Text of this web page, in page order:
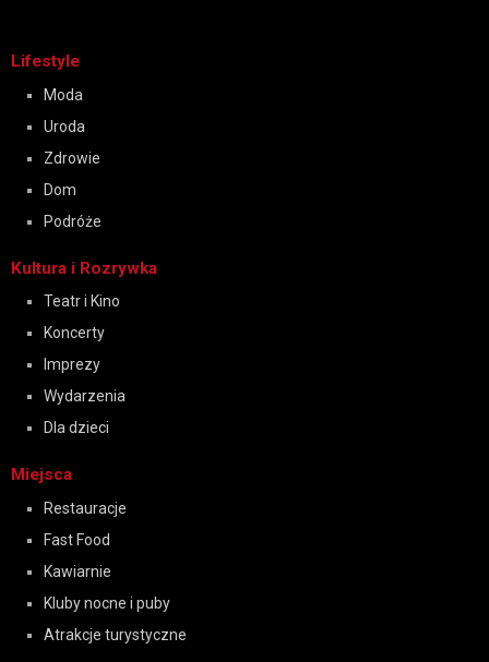
Lifestyle
Moda
Uroda
Zdrowie
Dom
Podróże
Kultura i Rozrywka
Teatr i Kino
Koncerty
Imprezy
Wydarzenia
Dla dzieci
Miejsca
Restauracje
Fast Food
Kawiarnie
Kluby nocne i puby
Atrakcje turystyczne